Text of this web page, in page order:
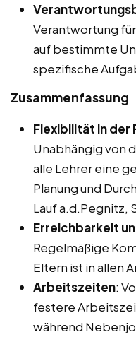
Verantwortung
auf bestimmte
spezifische
Zusammenfassung
Flexibilität in der
Unabhängig von
alle Lehrer eine
Planung und
Lauf a.d.Pegnitz,
Erreichbarkeit
Regelmäßige
Eltern ist in allen
Arbeitszeiten:
festere
während